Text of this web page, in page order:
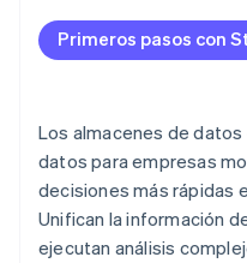
Alto costo de
Escalabilidad
Separación del
Tarifas de pago por
Alta disponibilidad y
Seguridad incorporada
Primeros pasos con
Los almacenes de datos
datos para empresas
decisiones más rápidas
Unifican la información
ejecutan análisis